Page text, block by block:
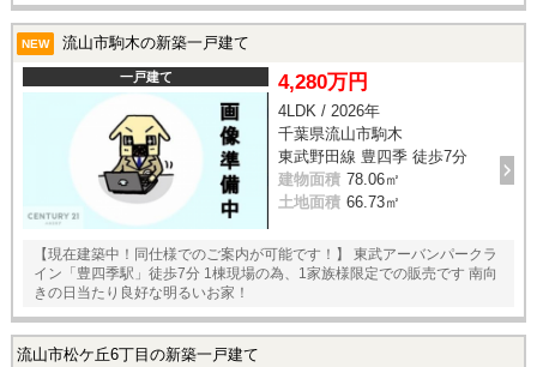
NEW 流山市駒木の新築一戸建て
一戸建て 4,280万円
4LDK / 2026年
千葉県流山市駒木
東武野田線 豊四季 徒歩7分
建物面積 78.06㎡
土地面積 66.73㎡
【現在建築中！同仕様でのご案内が可能です！】 東武アーバンパークラ
イン「豊四季駅」徒歩7分 1棟現場の為、1家族様限定での販売です 南向
きの日当たり良好な明るいお家！
流山市松ケ丘6丁目の新築一戸建て